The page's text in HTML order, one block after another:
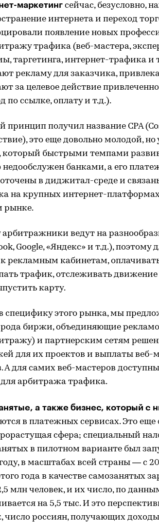
маркетинг сейчас, безусловно,
интернета и переход
появление новых
трафика (веб-мастера,
таргетинга, интернет-трафика и
рекламу для заказчика,
за целевое действие
по ссылке, оплату и т.д.).
принцип получил название CPA
это еще довольно молодой,
который быстрыми темпами
недообслужен банками, а его
в диджитал-среде и
на крупных интернет-
рынке.
арбитражники ведут на
Google, «Яндекс» и т.д.),
рекламным кабинетам,
трафик, отслеживать
карту.
специфику этого рынка, мы
рода биржи, объединяющие
и партнерским сетям
для их проектов и выплаты
А для самих веб-мастеров
арбитража трафика.
а также бизнес, который с
в платежных сервисах. Это еще
сфера; специальный
в пилотном варианте был
в масштабах всей страны — с
года в качестве самозанятых
млн человек, и их число, по
на 5,5 тыс. И это
число россиян, получающих